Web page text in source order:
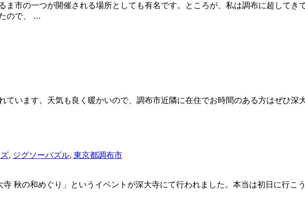
ま市の一つが開催される場所としても有名です。ところが、私は調布に超して
ので、 …
ています。天気も良く暖かいので、調布市近隣に在住でお時間のある方はぜひ深
, ジグソーパズル, 東京都調布市
秋の和めぐり」というイベントが深大寺にて行われました。本当は初日に行